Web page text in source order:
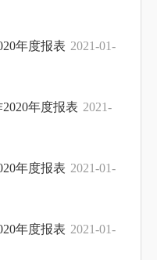
年度报表 2021-01-
年度报表 2021-
年度报表 2021-01-
年度报表 2021-01-